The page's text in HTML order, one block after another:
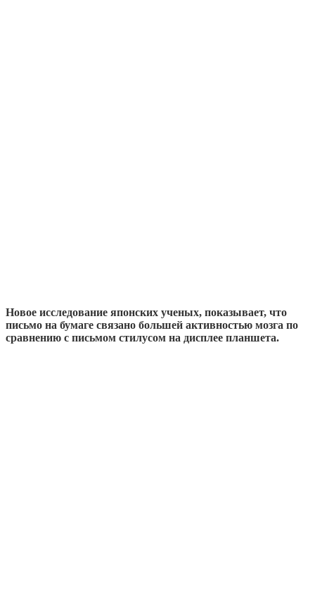
Новое исследование японских ученых, показывает, что
письмо на бумаге связано большей активностью мозга по
сравнению с письмом стилусом на дисплее планшета.